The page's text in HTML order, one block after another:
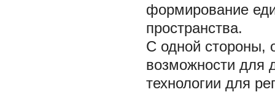
формирование
пространства.
С одной стороны,
возможности для
технологии для